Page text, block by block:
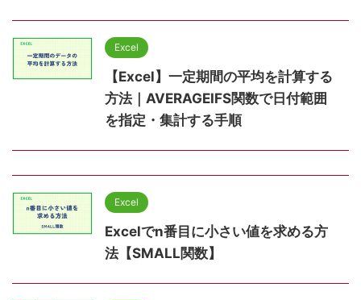
Excel
【Excel】一定期間の平均を計算する
方法｜AVERAGEIFS関数で日付範囲
を指定・集計する手順
Excel
Excelでn番目に小さい値を求める方
法【SMALL関数】